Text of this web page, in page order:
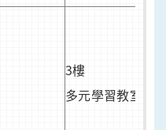
3樓
多元學習教室